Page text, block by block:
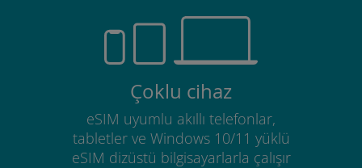
Çoklu cihaz
eSIM uyumlu akıllı telefonlar,
tabletler ve Windows 10/11 yüklü
eSIM dizüstü bilgisayarlarla çalışır